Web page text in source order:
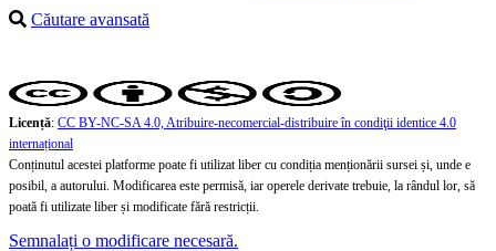
Căutare avansată
Licență: CC BY-NC-SA 4.0, Atribuire-necomercial-distribuire în condiţii identice 4.0
internațional
Conținutul acestei platforme poate fi utilizat liber cu condiția menționării sursei și, unde e
posibil, a autorului. Modificarea este permisă, iar operele derivate trebuie, la rândul lor, să
poată fi utilizate liber și modificate fără restricții.
Semnalați o modificare necesară.